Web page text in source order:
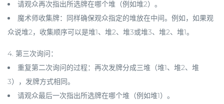
请观众再次指出所选牌在哪个堆（例如堆2）。
魔术师收集牌：同样确保观众指定的堆放在中间。例如，如果观
众说堆2，收集顺序可以是堆1、堆2、堆3或堆3、堆2、堆1。
4. 第三次询问：
重复第二次询问的过程：再次发牌分成三堆（堆1、堆2、堆
3），发牌方式相同。
请观众最后一次指出所选牌在哪个堆（例如堆1）。